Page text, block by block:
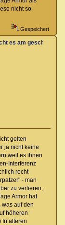
nicht so
Gespeichert
es am
gelten
ja nicht keine
weil es ihnen
Interferenz
recht
- man
zu verlieren,
Armor hat
auf den
höheren
In älteren